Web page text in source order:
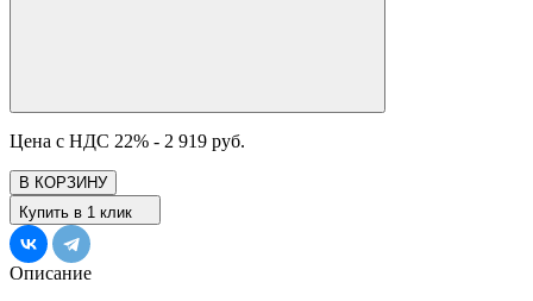
Цена с НДС 22% - 2 919 руб.
В КОРЗИНУ
Купить в 1 клик
Описание